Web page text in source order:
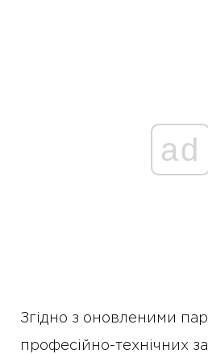
ad
Згідно з оновленими
професійно-технічних